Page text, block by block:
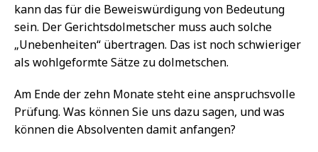
kann das für die Beweiswürdigung von Bedeutung
sein. Der Gerichtsdolmetscher muss auch solche
„Unebenheiten“ übertragen. Das ist noch schwieriger
als wohlgeformte Sätze zu dolmetschen.
Am Ende der zehn Monate steht eine anspruchsvolle
Prüfung. Was können Sie uns dazu sagen, und was
können die Absolventen damit anfangen?